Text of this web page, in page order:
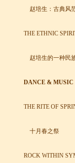
赵培生：古典风
THE ETHNIC
赵培生的一种民
DANCE &
THE RITE OF
十月春之祭
ROCK WITHIN